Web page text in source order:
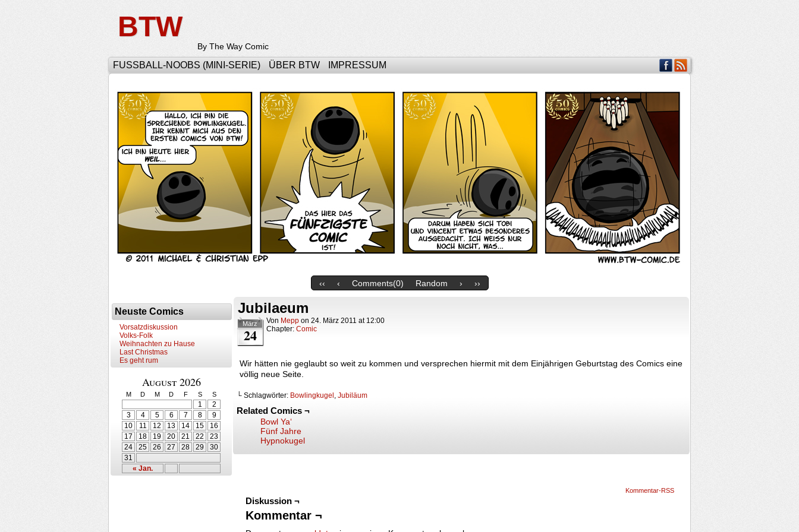
BTW
By The Way Comic
FUSSBALL-NOOBS (MINI-SERIE) ÜBER BTW IMPRESSUM
‹‹ ‹ Comments(0) Random › ››
Neuste Comics
Vorsatzdiskussion
Volks-Folk
Weihnachten zu Hause
Last Christmas
Es geht rum
August 2026
M D M D F S S
« Jan.
1
2
3
4 5 6 7 8
9
10
11 12 13 14 15
16
17
18 19 20 21 22
23
24
25 26 27 28 29
30
31
Jubilaeum
März
24
Von Mepp on 24. März 2011 at 12:00
Chapter: Comic
Wir hätten nie geglaubt so weit zu kommen und versprechen hiermit mit dem Einjährigen Geburtstag des Comics eine
völlig neue Seite.
└ Schlagwörter: Bowlingkugel , Jubiläum
Related Comics ¬
Bowl Ya‘
Fünf Jahre
Hypnokugel
Kommentar-RSS
Diskussion ¬
Kommentar ¬